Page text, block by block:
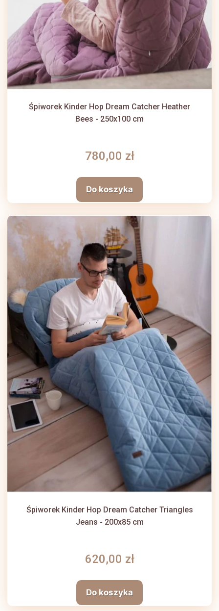
Śpiworek Kinder Hop Dream Catcher Heather
Bees - 250x100 cm
780,00 zł
Do koszyka
Śpiworek Kinder Hop Dream Catcher Triangles
Jeans - 200x85 cm
620,00 zł
Do koszyka